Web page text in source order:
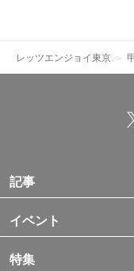
レッツエンジョイ東京
記事
イベント
特集